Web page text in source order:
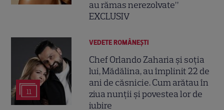
au rămas nerezolvate”
EXCLUSIV
11
VEDETE ROMÂNEŞTI
Chef Orlando Zaharia și soția
lui, Mădălina, au împlinit 22 de
ani de căsnicie. Cum arătau în
ziua nunții și povestea lor de
iubire